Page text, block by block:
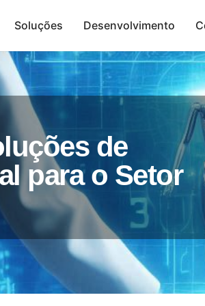
Soluções
Presença Digital
Desenvolvimento
de
para o Setor